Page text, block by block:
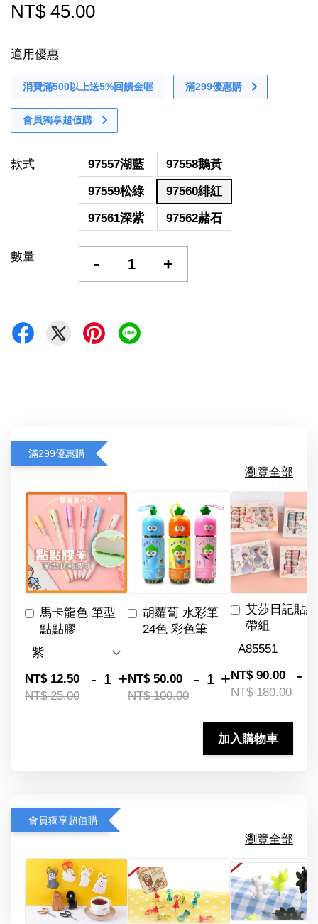
NT$ 45.00
適用優惠
消費滿500以上送5%回饋金喔 滿299優惠購
會員獨享超值購
款式 97557湖藍
97558鵝黃
97559松綠
97560緋紅
97561深紫
97562赭石
數量 - +
滿299優惠購
瀏覽全部
馬卡龍色 筆型
點點膠
NT$ 12.50
NT$ 25.00
- +
胡蘿蔔 水彩筆
24色 彩色筆
NT$ 50.00
NT$ 100.00
- +
艾莎日記貼
帶組
NT$ 90.00
NT$ 180.00
-
加入購物車
會員獨享超值購
瀏覽全部